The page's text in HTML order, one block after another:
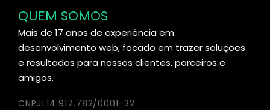
QUEM SOMOS
Mais de 17 anos de experiência em
desenvolvimento web, focado em trazer soluções
e resultados para nossos clientes, parceiros e
amigos.
CNPJ: 14.917.782/0001-32